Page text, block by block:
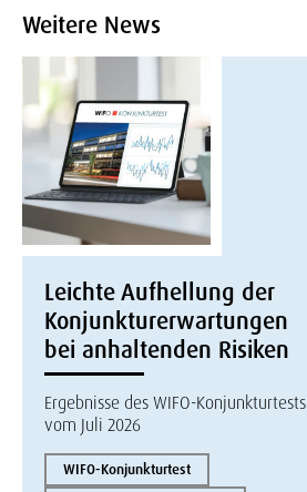
Weitere News
Leichte Aufhellung der
Konjunkturerwartungen
bei anhaltenden Risiken
Ergebnisse des WIFO-Konjunkturtests
vom Juli 2026
WIFO-Konjunkturtest